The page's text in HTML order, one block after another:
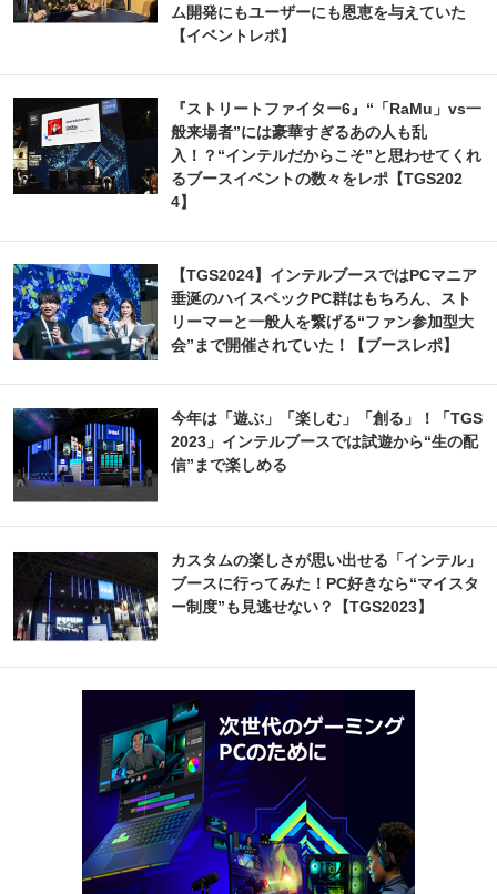
ム開発にもユーザーにも恩恵を与えていた
【イベントレポ】
『ストリートファイター6』“「RaMu」vs一
般来場者”には豪華すぎるあの人も乱
入！？“インテルだからこそ”と思わせてくれ
るブースイベントの数々をレポ【TGS202
4】
【TGS2024】インテルブースではPCマニア
垂涎のハイスペックPC群はもちろん、スト
リーマーと一般人を繋げる“ファン参加型大
会”まで開催されていた！【ブースレポ】
今年は「遊ぶ」「楽しむ」「創る」！「TGS
2023」インテルブースでは試遊から“生の配
信”まで楽しめる
カスタムの楽しさが思い出せる「インテル」
ブースに行ってみた！PC好きなら“マイスタ
ー制度”も見逃せない？【TGS2023】